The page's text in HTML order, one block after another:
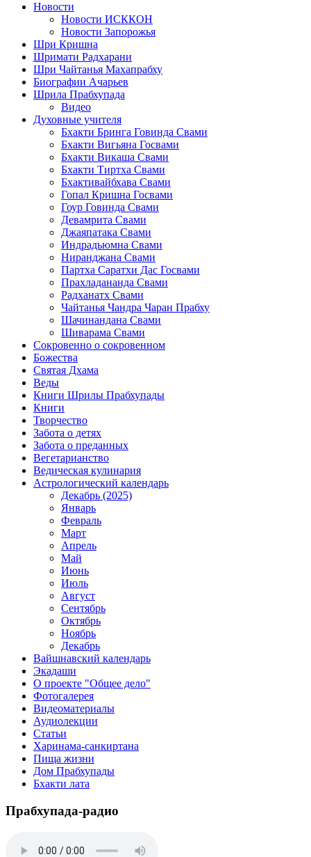
Новости
Новости ИСККОН
Новости Запорожья
Шри Кришна
Шримати Радхарани
Шри Чайтанья Махапрабху
Биографии Ачарьев
Шрила Прабхупада
Видео
Духовные учителя
Бхакти Бринга Говинда Свами
Бхакти Вигьяна Госвами
Бхакти Викаша Свами
Бхакти Тиртха Свами
Бхактивайбхава Свами
Гопал Кришна Госвами
Гоур Говинда Свами
Девамрита Свами
Джаяпатака Свами
Индрадьюмна Свами
Ниранджана Свами
Партха Саратхи Дас Госвами
Прахладананда Свами
Радханатх Свами
Чайтанья Чандра Чаран Прабху
Шачинандана Свами
Шиварама Свами
Сокровенно о сокровенном
Божества
Святая Дхама
Веды
Книги Шрилы Прабхупады
Книги
Творчество
Забота о детях
Забота о преданных
Вегетарианство
Ведическая кулинария
Астрологический календарь
Декабрь (2025)
Январь
Февраль
Март
Апрель
Май
Июнь
Июль
Август
Сентябрь
Октябрь
Ноябрь
Декабрь
Вайшнавский календарь
Экадаши
О проекте "Общее дело"
Фотогалерея
Видеоматериалы
Аудиолекции
Статьи
Харинама-санкиртана
Пища жизни
Дом Прабхупады
Бхакти лата
Прабхупада-радио